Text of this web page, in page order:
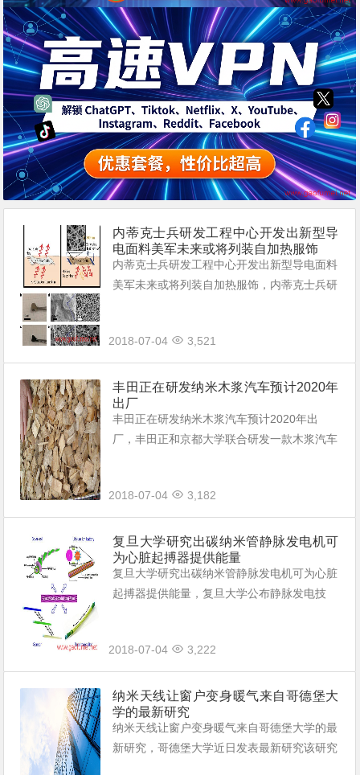
内蒂克士兵研发工程中心开发出新型导
电面料美军未来或将列装自加热服饰
内蒂克士兵研发工程中心开发出新型导电面料
美军未来或将列装自加热服饰，内蒂克士兵研
电池就可以为新面料自加热供能。
2018-07-04 3,521
丰田正在研发纳米木浆汽车预计2020年
出厂
丰田正在研发纳米木浆汽车预计2020年出
厂，丰田正和京都大学联合研发一款木浆汽车
2018-07-04
3,182
复旦大学研究出碳纳米管静脉发电机可
为心脏起搏器提供能量
复旦大学研究出碳纳米管静脉发电机可为心脏
起搏器提供能量，复旦大学公布静脉发电技
2018-07-04
3,222
纳米天线让窗户变身暖气来自哥德堡大
学的最新研究
纳米天线让窗户变身暖气来自哥德堡大学的最
新研究，哥德堡大学近日发表最新研究该研究